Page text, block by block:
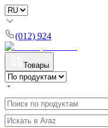
(012) 924
Товары